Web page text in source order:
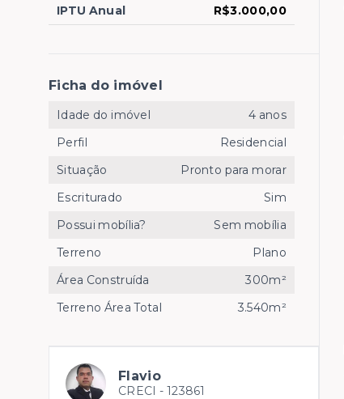
IPTU Anual
R$3.000,00
Ficha do imóvel
Idade do imóvel
4 anos
Perfil
Residencial
Situação
Pronto para morar
Escriturado
Sim
Possui mobília?
Sem mobília
Terreno
Plano
Área Construída
300m²
Terreno Área Total
3.540m²
Flavio
CRECI - 123861